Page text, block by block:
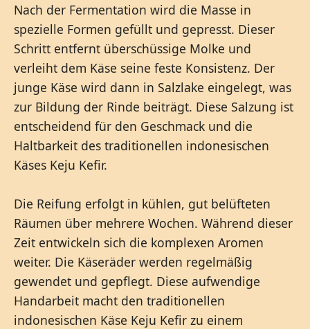
Nach der Fermentation wird die Masse in
spezielle Formen gefüllt und gepresst. Dieser
Schritt entfernt überschüssige Molke und
verleiht dem Käse seine feste Konsistenz. Der
junge Käse wird dann in Salzlake eingelegt, was
zur Bildung der Rinde beiträgt. Diese Salzung ist
entscheidend für den Geschmack und die
Haltbarkeit des traditionellen indonesischen
Käses Keju Kefir.
Die Reifung erfolgt in kühlen, gut belüfteten
Räumen über mehrere Wochen. Während dieser
Zeit entwickeln sich die komplexen Aromen
weiter. Die Käseräder werden regelmäßig
gewendet und gepflegt. Diese aufwendige
Handarbeit macht den traditionellen
indonesischen Käse Keju Kefir zu einem